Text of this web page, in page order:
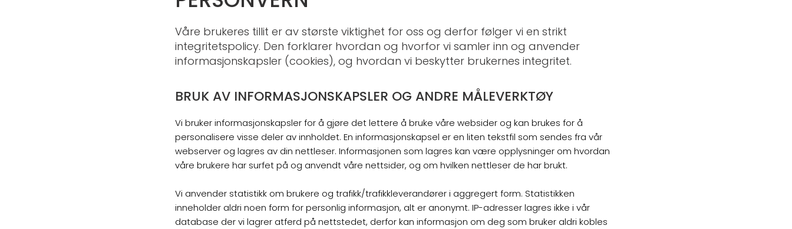
Våre brukeres tillit er av største viktighet for oss og derfor følger vi en strikt
integritetspolicy. Den forklarer hvordan og hvorfor vi samler inn og anvender
informasjonskapsler (cookies), og hvordan vi beskytter brukernes integritet.
BRUK AV INFORMASJONSKAPSLER OG ANDRE MÅLEVERKTØY
Vi bruker informasjonskapsler for å gjøre det lettere å bruke våre websider og kan brukes for å
personalisere visse deler av innholdet. En informasjonskapsel er en liten tekstfil som sendes fra vår
webserver og lagres av din nettleser. Informasjonen som lagres kan være opplysninger om hvordan
våre brukere har surfet på og anvendt våre nettsider, og om hvilken nettleser de har brukt.
Vi anvender statistikk om brukere og trafikk/trafikkleverandører i aggregert form. Statistikken
inneholder aldri noen form for personlig informasjon, alt er anonymt. IP-adresser lagres ikke i vår
database der vi lagrer atferd på nettstedet, derfor kan informasjon om deg som bruker aldri kobles